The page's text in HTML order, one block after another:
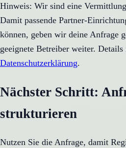
Hinweis: Wir sind eine
Damit passende Partner-
können, geben wir deine Anfrage
geeignete Betreiber weiter. Details
Datenschutzerklärung.
Nächster Schritt:
strukturieren
Nutzen Sie die Anfrage, damit